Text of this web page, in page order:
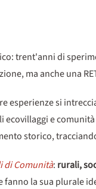
trent'anni di
ma anche una
esperienze si
ecovillaggi e
storico,
di Comunità: rurali,
fanno la sua plurale